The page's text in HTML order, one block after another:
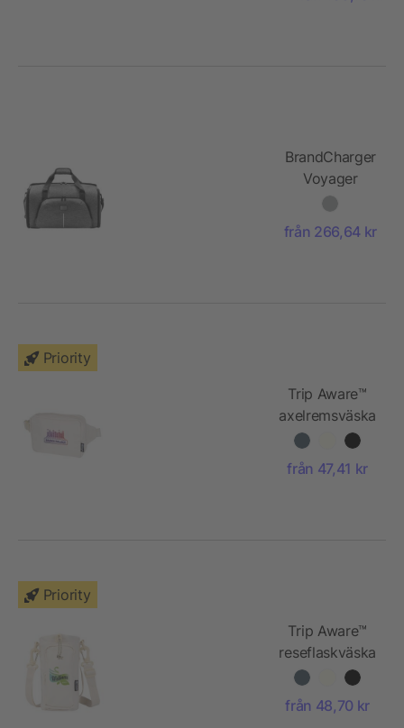
Desmond
BrandCharger
Voyager
duffle bag
från 266,64 kr
Priority
Trip Aware™
axelremsväska
för resor av
återvunnet
material på 1 l
från 47,41 kr
Priority
Trip Aware™
reseflaskväska
av återvunnet
material på 2 l
från 48,70 kr